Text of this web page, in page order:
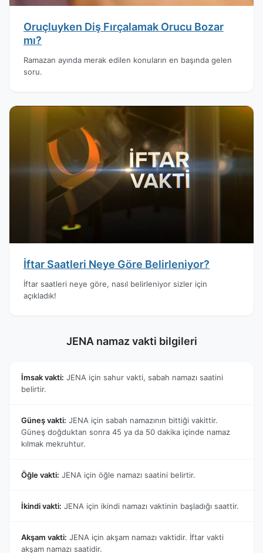
Oruçluyken Diş Fırçalamak Orucu Bozar
mı?
Ramazan ayında merak edilen konuların en başında gelen
soru.
İftar Saatleri Neye Göre Belirleniyor?
İftar saatleri neye göre, nasıl belirleniyor sizler için
açıkladık!
JENA namaz vakti bilgileri
İmsak vakti: JENA için sahur vakti, sabah namazı saatini
belirtir.
Güneş vakti: JENA için sabah namazının bittiği vakittir.
Güneş doğduktan sonra 45 ya da 50 dakika içinde namaz
kılmak mekruhtur.
Öğle vakti: JENA için öğle namazı saatini belirtir.
İkindi vakti: JENA için ikindi namazı vaktinin başladığı saattir.
Akşam vakti: JENA için akşam namazı vaktidir. İftar vakti
akşam namazı saatidir.